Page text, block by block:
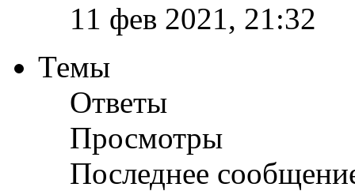
11 фев 2021, 21:32
Темы
Ответы
Просмотры
Последнее